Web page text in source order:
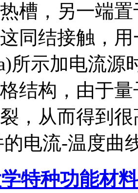
槽，另一端
同结接触，
所示加电流源
结构，由于
，从而得到
电流-温度曲
特种功能材